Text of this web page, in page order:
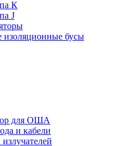
К
J
изоляционные бусы
для ОША
и кабели